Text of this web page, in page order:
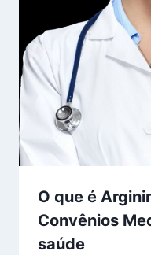
O que é
Convênios
saúde